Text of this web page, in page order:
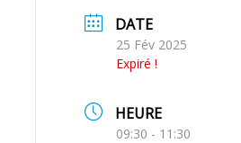
DATE
25 Fév 2025
Expiré !
HEURE
09:30 - 11:30